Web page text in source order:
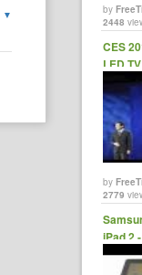
▼ by
2448
CES
LED
by
2779
iPad 2